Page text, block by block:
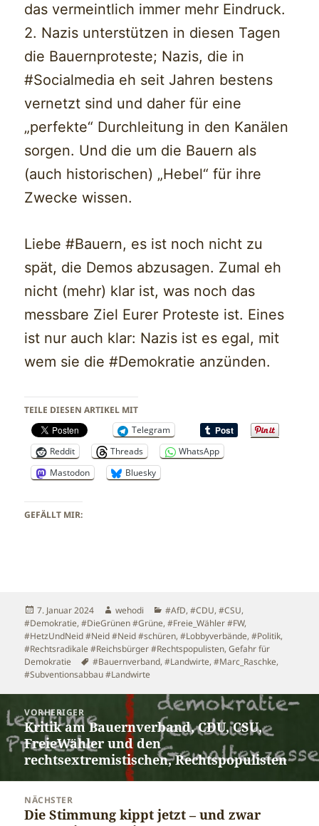
das vermeintlich immer mehr Eindruck.
2. Nazis unterstützen in diesen Tagen
die Bauernproteste; Nazis, die in
#Socialmedia eh seit Jahren bestens
vernetzt sind und daher für eine
„perfekte“ Durchleitung in den Kanälen
sorgen. Und die um die Bauern als
(auch historischen) „Hebel“ für ihre
Zwecke wissen.
Liebe #Bauern, es ist noch nicht zu
spät, die Demos abzusagen. Zumal eh
nicht (mehr) klar ist, was noch das
messbare Ziel Eurer Proteste ist. Eines
ist nur auch klar: Nazis ist es egal, mit
wem sie die #Demokratie anzünden.
TEILE DIESEN ARTIKEL MIT
Telegram
Reddit
Threads
WhatsApp
Mastodon
Bluesky
GEFÄLLT MIR:
Veröffentlicht
am
7. Januar 2024 Autor
wehodi Kategorien
#AfD,#CDU,#CSU,
#Demokratie,#DieGrünen #Grüne,#Freie_Wähler #FW,
#HetzUndNeid #Neid #Neid #schüren,#Lobbyverbände,#Politik,
#Rechtsradikale #Reichsbürger #Rechtspopulisten,Gefahr für
Demokratie
Schlagwörter
#Bauernverband,#Landwirte,#Marc_Raschke,
#Subventionsabbau #Landwirte
Beitragsnavigation
VORHERIGER
Vorheriger
Beitrag:
Kritik am Bauernverband, CDU, CSU,
FreieWähler und den
rechtsextremistischen, Rechtspopulisten
NÄCHSTER
Nächster
Die Stimmung kippt jetzt – und zwar